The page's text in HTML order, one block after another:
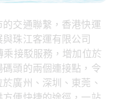
交通聯繫，香港快運
珠江客運有限公司
乘接駁服務 ， 增加位於
頭的兩個連接點，令
廣州、深圳、東莞、